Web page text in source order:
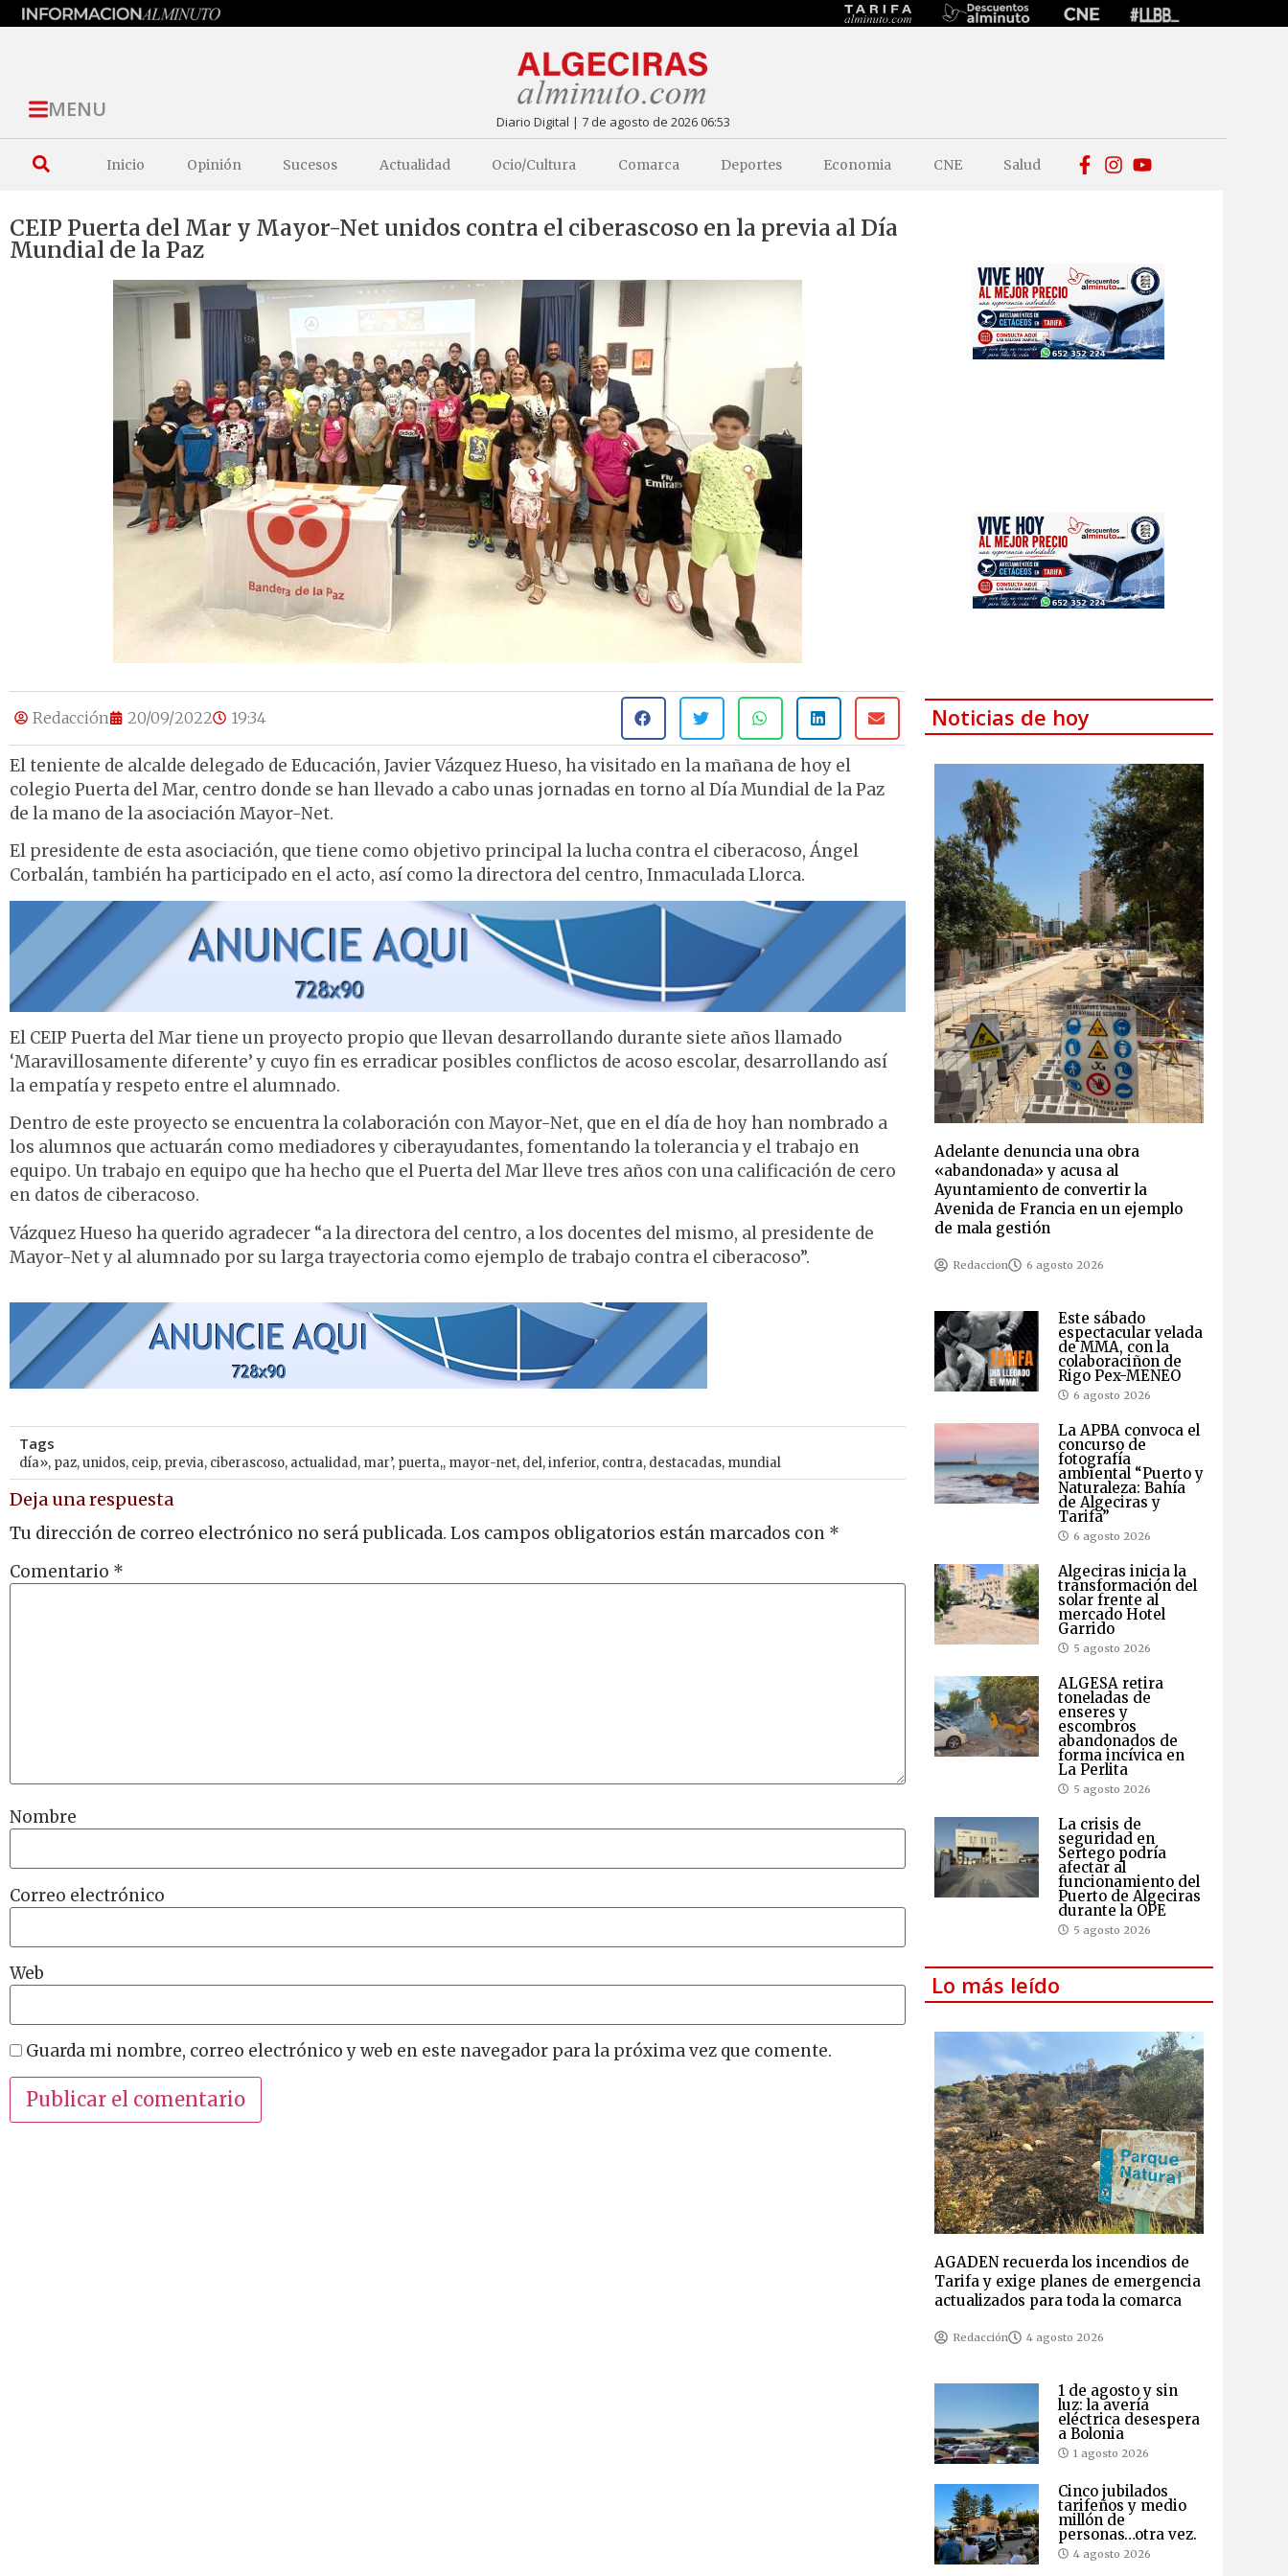
MENU Diario Digital | 7 de agosto de 2026 06:53
Inicio Opinión Sucesos Actualidad Ocio/Cultura Comarca Deportes Economia CNE Salud
CEIP Puerta del Mar y Mayor-Net unidos contra el ciberascoso en la previa al Día
Mundial de la Paz
Redacción 20/09/2022 19:34
El teniente de alcalde delegado de Educación, Javier Vázquez Hueso, ha visitado en la mañana de hoy el
colegio Puerta del Mar, centro donde se han llevado a cabo unas jornadas en torno al Día Mundial de la Paz
de la mano de la asociación Mayor-Net.
El presidente de esta asociación, que tiene como objetivo principal la lucha contra el ciberacoso, Ángel
Corbalán, también ha participado en el acto, así como la directora del centro, Inmaculada Llorca.
El CEIP Puerta del Mar tiene un proyecto propio que llevan desarrollando durante siete años llamado
‘Maravillosamente diferente’ y cuyo fin es erradicar posibles conflictos de acoso escolar, desarrollando así
la empatía y respeto entre el alumnado.
Dentro de este proyecto se encuentra la colaboración con Mayor-Net, que en el día de hoy han nombrado a
los alumnos que actuarán como mediadores y ciberayudantes, fomentando la tolerancia y el trabajo en
equipo. Un trabajo en equipo que ha hecho que el Puerta del Mar lleve tres años con una calificación de cero
en datos de ciberacoso.
Vázquez Hueso ha querido agradecer “a la directora del centro, a los docentes del mismo, al presidente de
Mayor-Net y al alumnado por su larga trayectoria como ejemplo de trabajo contra el ciberacoso”.
Tags
día», paz,unidos, ceip, previa, ciberascoso, actualidad, mar’, puerta,, mayor-net, del,inferior, contra, destacadas, mundial
Deja una respuesta
Tu dirección de correo electrónico no será publicada. Los campos obligatorios están marcados con *
Comentario *
Nombre
Correo electrónico
Web
Guarda mi nombre, correo electrónico y web en este navegador para la próxima vez que comente.
Noticias de hoy
Adelante denuncia una obra
«abandonada» y acusa al
Ayuntamiento de convertir la
Avenida de Francia en un ejemplo
de mala gestión
Redaccion 6 agosto 2026
Este sábado
espectacular velada
de MMA, con la
colaboraciñon de
Rigo Pex-MENEO
6 agosto 2026
La APBA convoca el
concurso de
fotografía
ambiental “Puerto y
Naturaleza: Bahía
de Algeciras y
Tarifa”
6 agosto 2026
Algeciras inicia la
transformación del
solar frente al
mercado Hotel
Garrido
5 agosto 2026
ALGESA retira
toneladas de
enseres y
escombros
abandonados de
forma incívica en
La Perlita
5 agosto 2026
La crisis de
seguridad en
Sertego podría
afectar al
funcionamiento del
Puerto de Algeciras
durante la OPE
5 agosto 2026
Lo más leído
AGADEN recuerda los incendios de
Tarifa y exige planes de emergencia
actualizados para toda la comarca
Redacción 4 agosto 2026
1 de agosto y sin
luz: la avería
eléctrica desespera
a Bolonia
1 agosto 2026
Cinco jubilados
tarifeños y medio
millón de
personas…otra vez.
4 agosto 2026